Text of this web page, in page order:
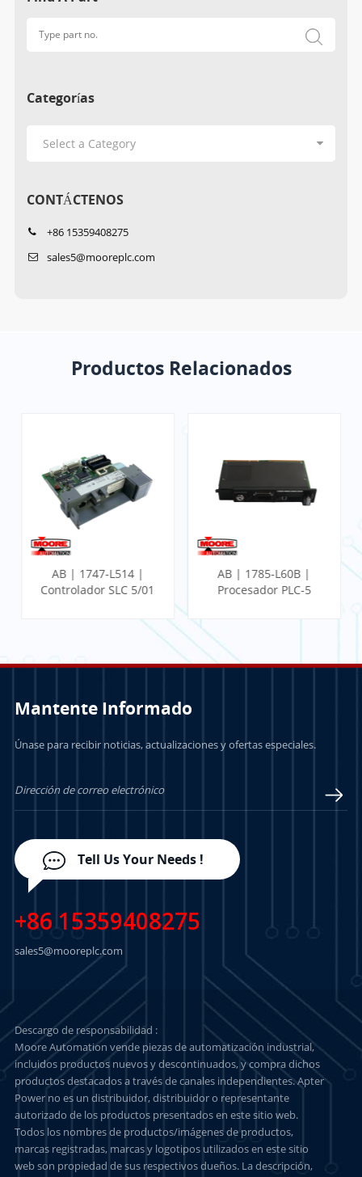
Categorías
CONTÁCTENOS
+86 15359408275
sales5@mooreplc.com
Productos Relacionados
AB | 1747-L514 |
Controlador SLC 5/01
AB | 1785-L60B |
Procesador PLC-5
Mantente Informado
Únase para recibir noticias, actualizaciones y ofertas especiales.
Tell Us Your Needs !
+86 15359408275
sales5@mooreplc.com
Descargo de responsabilidad :
Moore Automation vende piezas de automatización industrial,
incluidos productos nuevos y descontinuados, y compra dichos
productos destacados a través de canales independientes. Apter
Power no es un distribuidor, distribuidor o representante
autorizado de los productos presentados en este sitio web.
Todos los nombres de productos/imágenes de productos,
marcas registradas, marcas y logotipos utilizados en este sitio
web son propiedad de sus respectivos dueños. La descripción,